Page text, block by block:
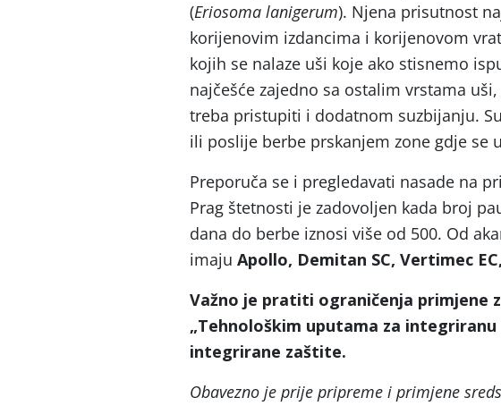
(Eriosoma lanigerum). Njena prisutnost
korijenovim izdancima i korijenovom
kojih se nalaze uši koje ako stisnemo
najčešće zajedno sa ostalim vrstama
treba pristupiti i dodatnom suzbijanju.
ili poslije berbe prskanjem zone gdje se
Preporuča se i pregledavati nasade na
Prag štetnosti je zadovoljen kada broj
dana do berbe iznosi više od 500. Od
imaju Apollo, Demitan SC, Vertimec
Važno je pratiti ograničenja primjene
„Tehnološkim uputama za
integrirane zaštite.
Obavezno je prije pripreme i primjene